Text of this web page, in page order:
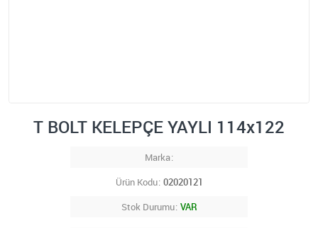
T BOLT KELEPÇE YAYLI 114x122
Marka
Ürün Kodu 02020121
Stok Durumu VAR